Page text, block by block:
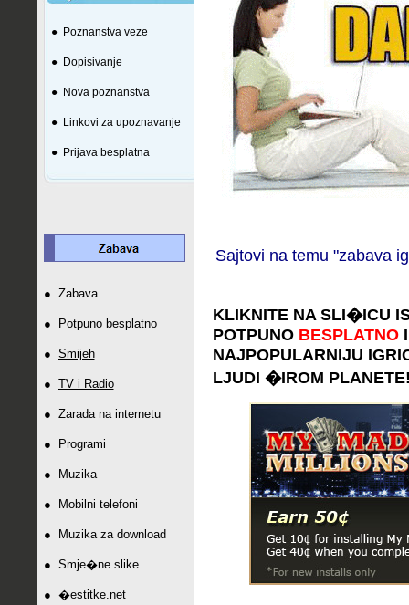
● Poznanstva veze
● Dopisivanje
● Nova poznanstva
● Linkovi za upoznavanje
● Prijava besplatna
● Zabava
● Potpuno besplatno
● Smijeh
● TV i Radio
● Zarada na internetu
● Programi
● Muzika
● Mobilni telefoni
● Muzika za download
● Smje�ne slike
● �estitke.net
Sajtovi na temu "zabava
KLIKNITE NA SLI�ICU
POTPUNO BESPLATNOI
NAJPOPULARNIJU
LJUDI �IROM